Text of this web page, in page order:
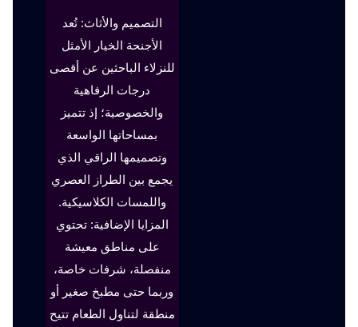
التصميم والأثاث: تُعد
الأجنحة الخيار الأمثل
للنزلاء الباحثين عن أقصى
درجات الرفاهية
والخصوصية؛ إذ تتميز
بمساحاتها الواسعة
وتصميمها الراقي الذي
يجمع بين الطراز العصري
واللمسات الكلاسيكية.
المزايا الإضافية: تحتوي
على مناطق معيشة
منفصلة، شرفات خاصة،
وربما حتى مطبخ صغير أو
منطقة لتناول الطعام تتيح